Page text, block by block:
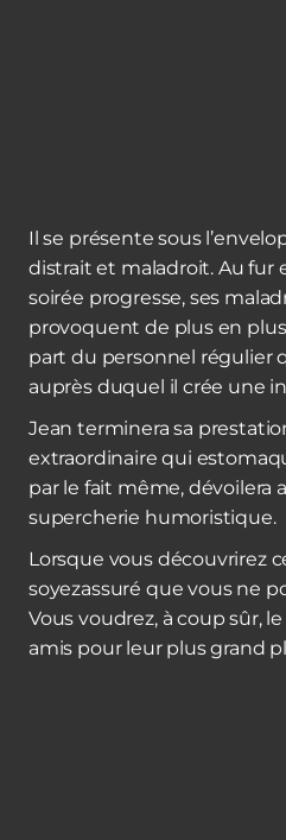
Il se présente sous
distrait et maladroit. Au fur
soirée progresse, ses
provoquent de plus en
part du personnel régulier
auprès duquel il crée une
Jean terminera sa
extraordinaire qui
par le fait même, dévoilera
supercherie humoristique.
Lorsque vous découvrirez
soyezassuré que vous ne
Vous voudrez, à coup sûr,
amis pour leur plus grand